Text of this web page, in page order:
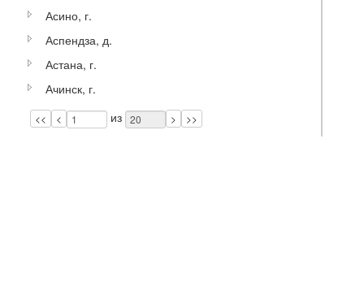
Асино, г.
Аспендза, д.
Астана, г.
Ачинск, г.
<< < Page из Pages > >>